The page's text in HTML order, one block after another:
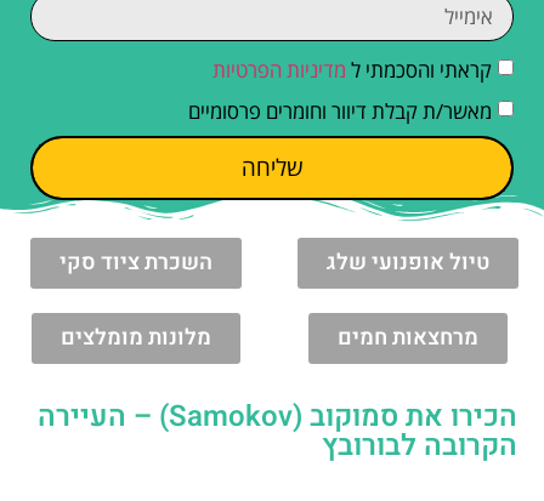
קראתי והסכמתי ל מדיניות הפרטיות
מאשר/ת קבלת דיוור וחומרים פרסומיים
שליחה
טיול אופנועי שלג השכרת ציוד סקי
מרחצאות חמים מלונות מומלצים
הכירו את סמוקוב (Samokov) – העיירה
הקרובה לבורובץ